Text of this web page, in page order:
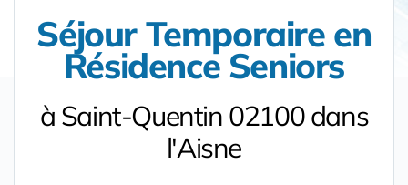
Séjour Temporaire en
Résidence Seniors
à Saint-Quentin 02100 dans
l'Aisne